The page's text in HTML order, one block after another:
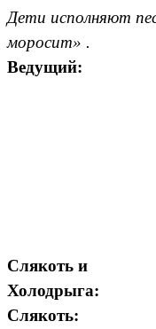
Дети исполняют
моросит» .
Ведущий:
Слякоть и
Холодрыга:
Слякоть: